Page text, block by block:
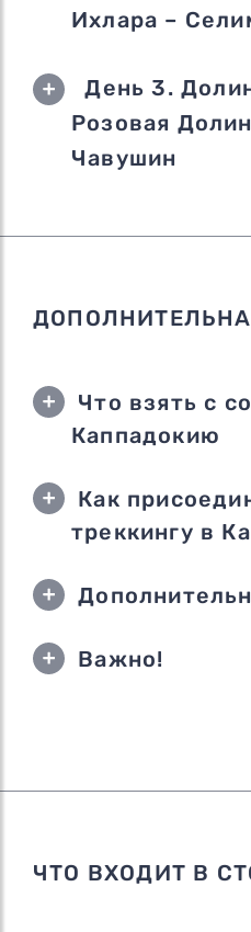
Ихлара –
День 3.
Розовая
Чавушин
Что взять с
Каппадокию
Как
треккингу в
Важно!
ЧТО ВХОДИТ В